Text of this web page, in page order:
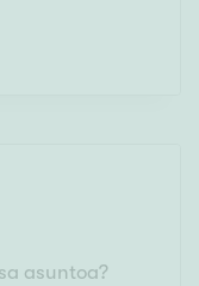
asuntoa?